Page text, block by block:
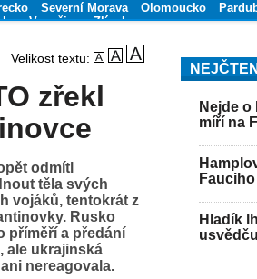
Severní Morava Olomoucko
Vysočina Zlínsko
Velikost textu:
zřekl
odmítl
těla svých
vojáků, tentokrát z
Rusko
příměří a předání
ale ukrajinská
nereagovala.
Nejde o
míří na
Hladík